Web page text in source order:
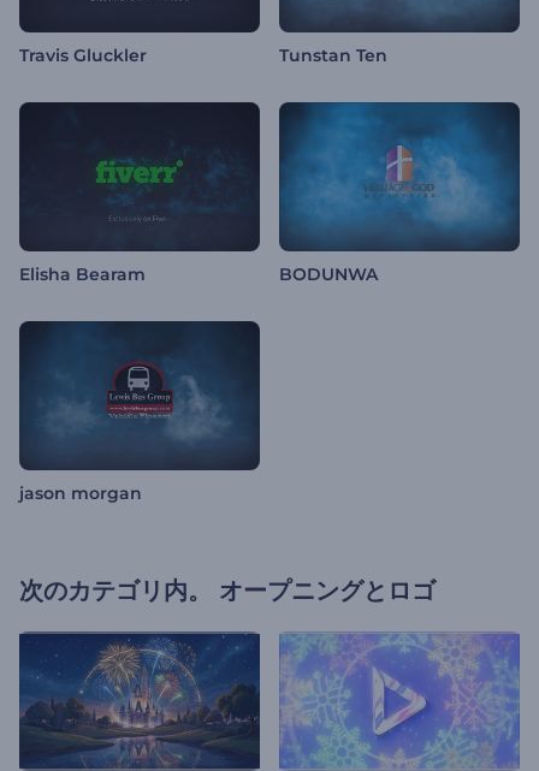
Travis Gluckler Tunstan Ten
Elisha Bearam BODUNWA
jason morgan
次のカテゴリ内。 オープニングとロゴ